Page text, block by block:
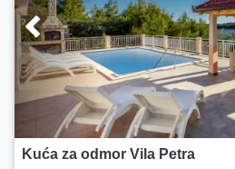
Kuća za odmor Vila Petra